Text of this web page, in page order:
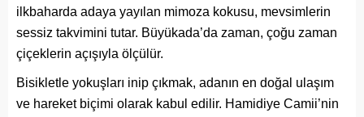
ilkbaharda adaya yayılan mimoza kokusu, mevsimlerin
sessiz takvimini tutar. Büyükada’da zaman, çoğu zaman
çiçeklerin açışıyla ölçülür.
Bisikletle yokuşları inip çıkmak, adanın en doğal ulaşım
ve hareket biçimi olarak kabul edilir. Hamidiye Camii’nin